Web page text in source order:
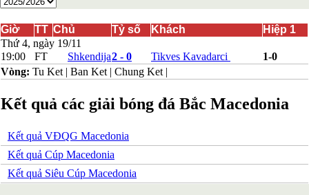
Bắc Macedonia
Bỉ
Croatia
Estonia
Georgia
Hungary
Hy Lạp
Kazakhstan
Giờ TT Chủ Tỷ số Khách
Hiệp 1
Thứ 4, ngày 19/11
19:00
FT Shkendija2 - 0 Tikves Kavadarci
1-0
Vòng: Tu Ket | Ban Ket | Chung Ket |
Kết quả các giải bóng đá Bắc Macedonia
Kết quả VĐQG Macedonia
Kết quả Cúp Macedonia
Kết quả Siêu Cúp Macedonia